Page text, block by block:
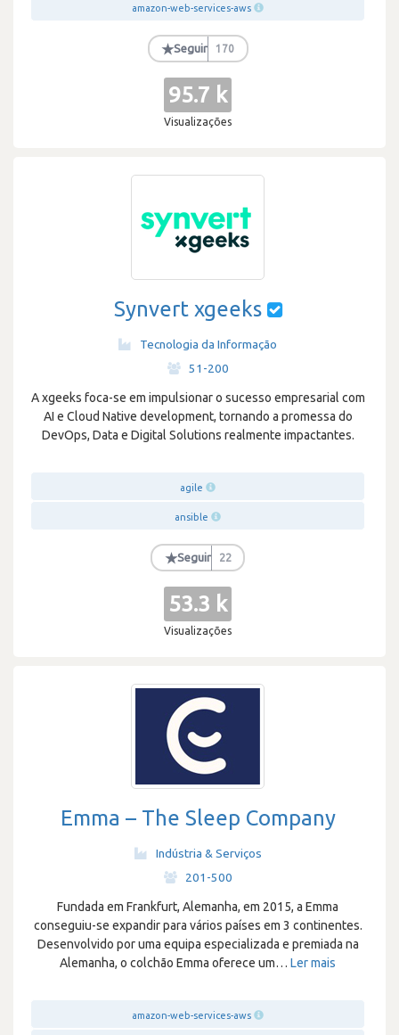
amazon-web-services-aws
★Seguir 170
95.7 k
Visualizações
Synvert xgeeks
Tecnologia da Informação
51-200
A xgeeks foca-se em impulsionar o sucesso empresarial com
AI e Cloud Native development, tornando a promessa do
DevOps, Data e Digital Solutions realmente impactantes.
agile
ansible
★Seguir 22
53.3 k
Visualizações
Emma – The Sleep Company
Indústria & Serviços
201-500
Fundada em Frankfurt, Alemanha, em 2015, a Emma
conseguiu-se expandir para vários países em 3 continentes.
Desenvolvido por uma equipa especializada e premiada na
Alemanha, o colchão Emma oferece um… Ler mais
amazon-web-services-aws